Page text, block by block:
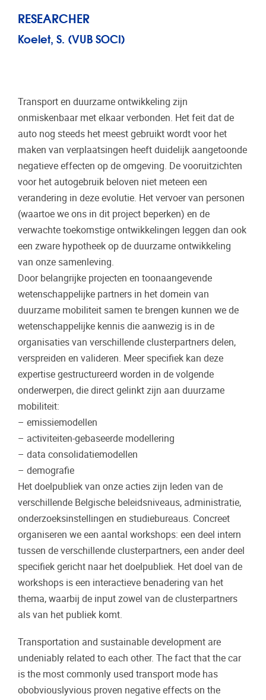
RESEARCHER
Koelet, S. (VUB SOCI)
Transport en duurzame ontwikkeling zijn
onmiskenbaar met elkaar verbonden. Het feit dat de
auto nog steeds het meest gebruikt wordt voor het
maken van verplaatsingen heeft duidelijk aangetoonde
negatieve effecten op de omgeving. De vooruitzichten
voor het autogebruik beloven niet meteen een
verandering in deze evolutie. Het vervoer van personen
(waartoe we ons in dit project beperken) en de
verwachte toekomstige ontwikkelingen leggen dan ook
een zware hypotheek op de duurzame ontwikkeling
van onze samenleving.
Door belangrijke projecten en toonaangevende
wetenschappelijke partners in het domein van
duurzame mobiliteit samen te brengen kunnen we de
wetenschappelijke kennis die aanwezig is in de
organisaties van verschillende clusterpartners delen,
verspreiden en valideren. Meer specifiek kan deze
expertise gestructureerd worden in de volgende
onderwerpen, die direct gelinkt zijn aan duurzame
mobiliteit:
– emissiemodellen
– activiteiten-gebaseerde modellering
– data consolidatiemodellen
– demografie
Het doelpubliek van onze acties zijn leden van de
verschillende Belgische beleidsniveaus, administratie,
onderzoeksinstellingen en studiebureaus. Concreet
organiseren we een aantal workshops: een deel intern
tussen de verschillende clusterpartners, een ander deel
specifiek gericht naar het doelpubliek. Het doel van de
workshops is een interactieve benadering van het
thema, waarbij de input zowel van de clusterpartners
als van het publiek komt.
Transportation and sustainable development are
undeniably related to each other. The fact that the car
is the most commonly used transport mode has
obobviouslyvious proven negative effects on the